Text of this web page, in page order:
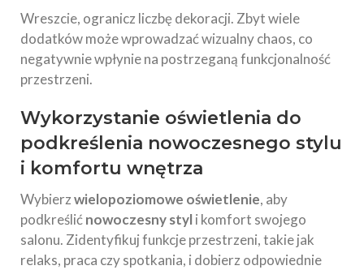
Wreszcie, ogranicz liczbę dekoracji. Zbyt wiele
dodatków może wprowadzać wizualny chaos, co
negatywnie wpłynie na postrzeganą funkcjonalność
przestrzeni.
Wykorzystanie oświetlenia do
podkreślenia nowoczesnego stylu
i komfortu wnętrza
Wybierzwielopoziomowe oświetlenie, aby
podkreślićnowoczesny styli komfort swojego
salonu. Zidentyfikuj funkcje przestrzeni, takie jak
relaks, praca czy spotkania, i dobierz odpowiednie